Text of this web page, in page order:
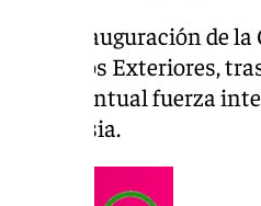
la inauguración de
Asuntos Exteriores,
en la eventual fuerza
con Rusia.